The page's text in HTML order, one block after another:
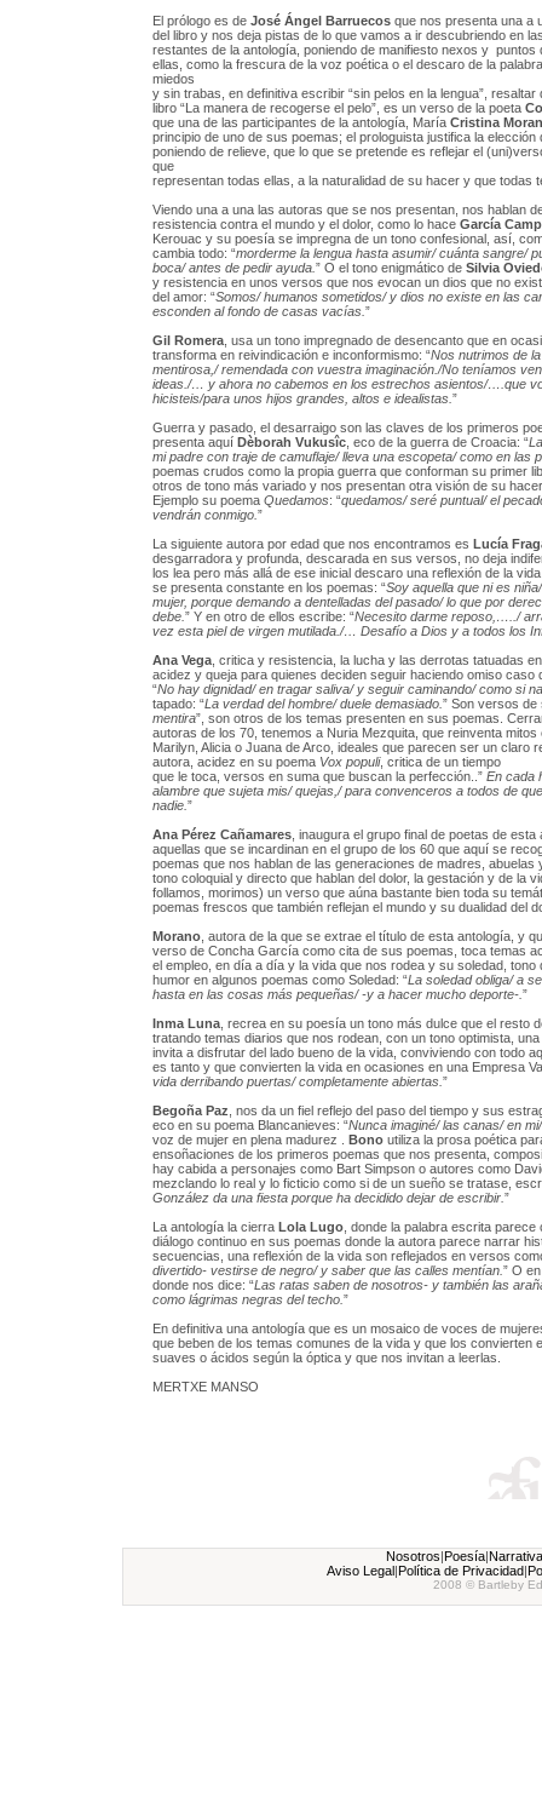
El prólogo es de José Ángel Barruecos que nos presenta una a
del libro y nos deja pistas de lo que vamos a ir descubriendo en
restantes de la antología, poniendo de manifiesto nexos y puntos
ellas, como la frescura de la voz poética o el descaro de la
miedos
y sin trabas, en definitiva escribir “sin pelos en la lengua”, resaltar
libro “La manera de recogerse el pelo”, es un verso de la poeta
que una de las participantes de la antología, María Cristina
principio de uno de sus poemas; el prologuista justifica la elección
poniendo de relieve, que lo que se pretende es reflejar el
que
representan todas ellas, a la naturalidad de su hacer y que todas
Viendo una a una las autoras que se nos presentan, nos hablan
resistencia contra el mundo y el dolor, como lo hace García
Kerouac y su poesía se impregna de un tono confesional, así,
cambia todo: “morderme la lengua hasta asumir/ cuánta sangre/
boca/ antes de pedir ayuda. ” O el tono enigmático de Silvia
y resistencia en unos versos que nos evocan un dios que no
del amor: “Somos/ humanos sometidos/ y dios no existe en las
esconden al fondo de casas vacías. ”
Gil Romera, usa un tono impregnado de desencanto que en
transforma en reivindicación e inconformismo: “Nos nutrimos de
mentirosa,/ remendada con vuestra imaginación./No teníamos
ideas./… y ahora no cabemos en los estrechos asientos/….que
hicisteis/para unos hijos grandes, altos e idealistas. ”
Guerra y pasado, el desarraigo son las claves de los primeros
presenta aquí Dèborah Vukusîc, eco de la guerra de Croacia: “
mi padre con traje de camuflaje/ lleva una escopeta/ como en las
poemas crudos como la propia guerra que conforman su primer
otros de tono más variado y nos presentan otra visión de su
Ejemplo su poema Quedamos: “quedamos/ seré puntual/ el
vendrán conmigo. ”
La siguiente autora por edad que nos encontramos es Lucía
desgarradora y profunda, descarada en sus versos, no deja
los lea pero más allá de ese inicial descaro una reflexión de la
se presenta constante en los poemas: “Soy aquella que ni es
mujer, porque demando a dentelladas del pasado/ lo que por
debe. ” Y en otro de ellos escribe: “Necesito darme reposo,…../
vez esta piel de virgen mutilada./… Desafío a Dios y a todos los
Ana Vega, critica y resistencia, la lucha y las derrotas tatuadas
acidez y queja para quienes deciden seguir haciendo omiso caso
“No hay dignidad/ en tragar saliva/ y seguir caminando/ como si
tapado: “La verdad del hombre/ duele demasiado. ” Son versos de
mentira”, son otros de los temas presenten en sus poemas.
autoras de los 70, tenemos a Nuria Mezquita, que reinventa mitos
Marilyn, Alicia o Juana de Arco, ideales que parecen ser un claro
autora, acidez en su poema Vox populi, critica de un tiempo
que le toca, versos en suma que buscan la perfección..” En cada
alambre que sujeta mis/ quejas,/ para convenceros a todos de
nadie. ”
Ana Pérez Cañamares, inaugura el grupo final de poetas de esta
aquellas que se incardinan en el grupo de los 60 que aquí se
poemas que nos hablan de las generaciones de madres, abuelas
tono coloquial y directo que hablan del dolor, la gestación y de la
follamos, morimos) un verso que aúna bastante bien toda su
poemas frescos que también reflejan el mundo y su dualidad del
Morano, autora de la que se extrae el título de esta antología, y
verso de Concha García como cita de sus poemas, toca temas
el empleo, en día a día y la vida que nos rodea y su soledad, tono
humor en algunos poemas como Soledad: “La soledad obliga/ a
hasta en las cosas más pequeñas/ -y a hacer mucho deporte-. ”
Inma Luna, recrea en su poesía un tono más dulce que el resto
tratando temas diarios que nos rodean, con un tono optimista,
invita a disfrutar del lado bueno de la vida, conviviendo con todo
es tanto y que convierten la vida en ocasiones en una Empresa
vida derribando puertas/ completamente abiertas. ”
Begoña Paz , nos da un fiel reflejo del paso del tiempo y sus
eco en su poema Blancanieves: “Nunca imaginé/ las canas/ en
voz de mujer en plena madurez . Bono utiliza la prosa poética
ensoñaciones de los primeros poemas que nos presenta,
hay cabida a personajes como Bart Simpson o autores como
mezclando lo real y lo ficticio como si de un sueño se tratase,
González da una fiesta porque ha decidido dejar de escribir. ”
La antología la cierra Lola Lugo, donde la palabra escrita parece
diálogo continuo en sus poemas donde la autora parece narrar
secuencias, una reflexión de la vida son reflejados en versos
divertido- vestirse de negro/ y saber que las calles mentían. ” O
donde nos dice: “Las ratas saben de nosotros- y también las
como lágrimas negras del techo. ”
En definitiva una antología que es un mosaico de voces de
que beben de los temas comunes de la vida y que los convierten
suaves o ácidos según la óptica y que nos invitan a leerlas.
MERTXE MANSO
Nosotros|Poesía|Narrativa
Aviso Legal|Política de Privacidad|
2008 © Bartleby